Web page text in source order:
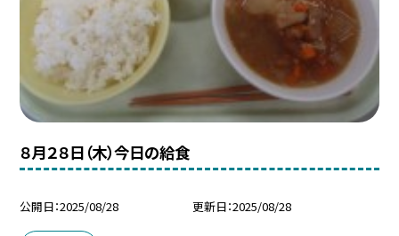
８月２８日（木）今日の給食
公開日 2025/08/28 更新日 2025/08/28